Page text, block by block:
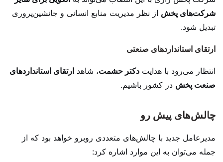
شرکت‌های پخش از نظر مدیریت منابع انسانی و جانشین‌پروری
تبدیل شود.
ارتقای استانداردهای صنعتی
انتظار می‌رود با هدایت دکتر حشمت، شاهد ارتقای استانداردهای
صنعت پخش در کشور باشیم.
چالش‌های پیش رو
مدیرعامل جدید با چالش‌های متعددی روبرو خواهد بود که از
جمله می‌توان به این موارد اشاره کرد: